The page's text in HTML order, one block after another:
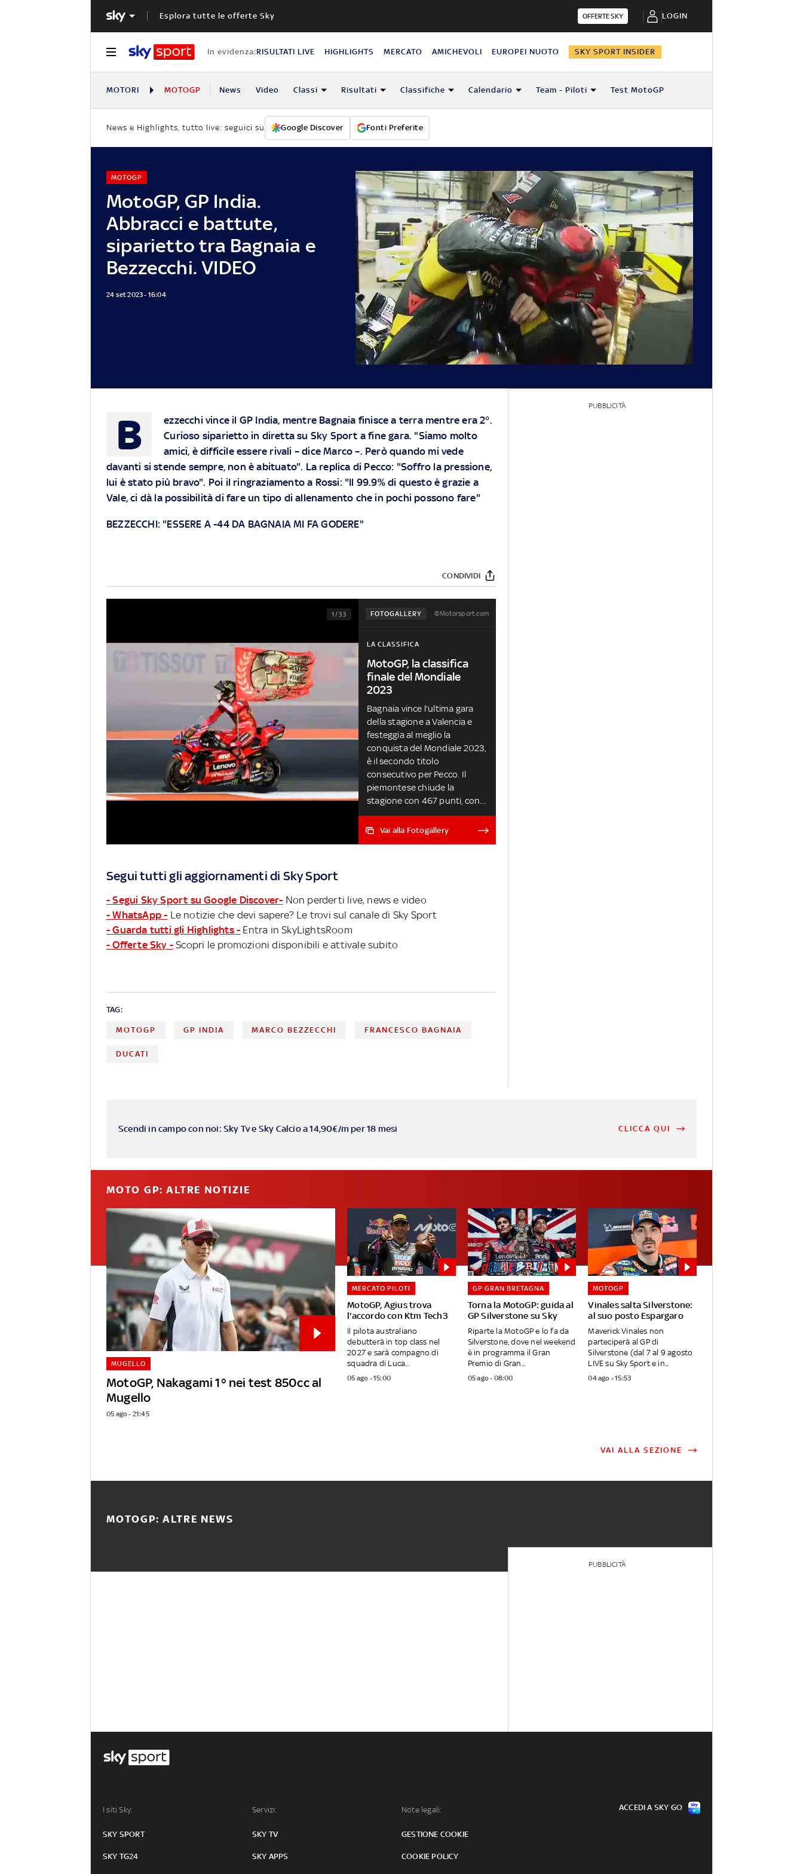
Esplora tutte le offerte Sky OFFERTE SKY LOGIN
In evidenza:RISULTATI LIVE HIGHLIGHTS MERCATO AMICHEVOLI EUROPEI NUOTO SKY SPORT INSIDER
MOTORI MOTOGP News Video Classi Risultati Classifiche Calendario Team - Piloti Test MotoGP
News e Highlights, tutto live: seguici su Google Discover Fonti Preferite
MotoGP, GP India.
Abbracci e battute,
siparietto tra Bagnaia e
Bezzecchi. VIDEO
MOTOGP
24 set 2023 - 16:04
B
ezzecchi vince il GP India, mentre Bagnaia finisce a terra mentre era 2°.
Curioso siparietto in diretta su Sky Sport a fine gara. "Siamo molto
amici, è difficile essere rivali – dice Marco –. Però quando mi vede
davanti si stende sempre, non è abituato". La replica di Pecco: "Soffro la pressione,
lui è stato più bravo". Poi il ringraziamento a Rossi: "Il 99.9% di questo è grazie a
Vale, ci dà la possibilità di fare un tipo di allenamento che in pochi possono fare"
BEZZECCHI: "ESSERE A -44 DA BAGNAIA MI FA GODERE"
CONDIVIDI
FOTOGALLERY ©Motorsport.com
1/33
LA CLASSIFICA
MotoGP, la classifica
finale del Mondiale
2023
Bagnaia vince l'ultima gara
della stagione a Valencia e
festeggia al meglio la
conquista del Mondiale 2023,
è il secondo titolo
consecutivo per Pecco. Il
piemontese chiude la
stagione con 467 punti, con
un vantaggio di 39 punti sul
rivale Martin (caduto al 6°
SPECIALE
Vai alla Fotogallery
Segui tutti gli aggiornamenti di Sky Sport
- Segui Sky Sport su Google Discover- Non perderti live, news e video
- WhatsApp - Le notizie che devi sapere? Le trovi sul canale di Sky Sport
- Guarda tutti gli Highlights - Entra in SkyLightsRoom
- Offerte Sky - Scopri le promozioni disponibili e attivale subito
TAG:
MOTOGP GP INDIA MARCO BEZZECCHI FRANCESCO BAGNAIA
DUCATI
PUBBLICITÀ
Scendi in campo con noi: Sky Tv e Sky Calcio a 14,90€/m per 18 mesi CLICCA QUI
MOTO GP: ALTRE NOTIZIE
MotoGP, Nakagami 1° nei test 850cc al
Mugello
MUGELLO
05 ago - 21:45
MotoGP, Agius trova
l'accordo con Ktm Tech3
MERCATO PILOTI
Il pilota australiano
debutterà in top class nel
2027 e sarà compagno di
squadra di Luca...
05 ago - 15:00
Torna la MotoGP: guida al
GP Silverstone su Sky
GP GRAN BRETAGNA
Riparte la MotoGP e lo fa da
Silverstone, dove nel weekend
è in programma il Gran
Premio di Gran...
05 ago - 08:00
Vinales salta Silverstone:
al suo posto Espargaro
MOTOGP
Maverick Vinales non
parteciperà al GP di
Silverstone (dal 7 al 9 agosto
LIVE su Sky Sport e in...
04 ago - 15:53
VAI ALLA SEZIONE
MOTOGP: ALTRE NEWS
PUBBLICITÀ
I siti Sky:
SKY SPORT
SKY TG24
Servizi:
SKY TV
SKY APPS
Note legali:
GESTIONE COOKIE
COOKIE POLICY
ACCEDI A SKY GO